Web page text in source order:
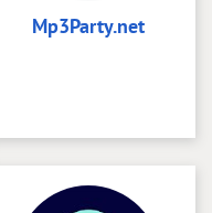
Mp3Party.net